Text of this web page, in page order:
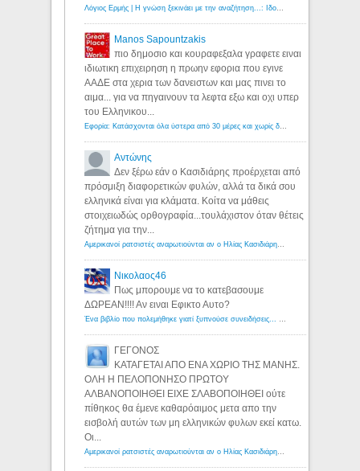
Manos Sapountzakis
πιο δημοσιο και κουραφεξαλα γραφετε ειναι
ιδιωτικη επιχειρηση η πρωην εφορια που εγινε
ΑΑΔΕ στα χερια των δανειστων και μας πινει το
αιμα... για να πηγαινουν τα λεφτα εξω και οχι υπερ
του Ελληνικου...
Αντώνης
Δεν ξέρω εάν ο Κασιδιάρης προέρχεται από
πρόσμιξη διαφορετικών φυλών, αλλά τα δικά σου
ελληνικά είναι για κλάματα. Κοίτα να μάθεις
στοιχειωδώς ορθογραφία...τουλάχιστον όταν θέτεις
ζήτημα για την...
Νικολαος46
Πως μπορουμε να το κατεβασουμε
ΔΩΡΕΑΝ!!!! Αν ειναι Εφικτο Αυτο?
ΓΕΓΟΝΟΣ
ΚΑΤΑΓΕΤΑΙ ΑΠΟ ΕΝΑ ΧΩΡΙΟ ΤΗΣ ΜΑΝΗΣ.
ΟΛΗ Η ΠΕΛΟΠΟΝΗΣΟ ΠΡΩΤΟΥ
ΑΛΒΑΝΟΠΟΙΗΘΕΙ ΕΙΧΕ ΣΛΑΒΟΠΟΙΗΘΕΙ ούτε
πίθηκος θα έμενε καθαρόαιμος μετα απο την
εισβολή αυτών των μη ελληνικών φυλων εκεί κατω.
Οι...